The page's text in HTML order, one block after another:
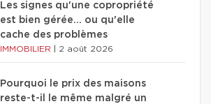
Les signes qu'une copropriété
est bien gérée… ou qu'elle
cache des problèmes
IMMOBILIER 2 août 2026
Pourquoi le prix des maisons
reste-t-il le même malgré un